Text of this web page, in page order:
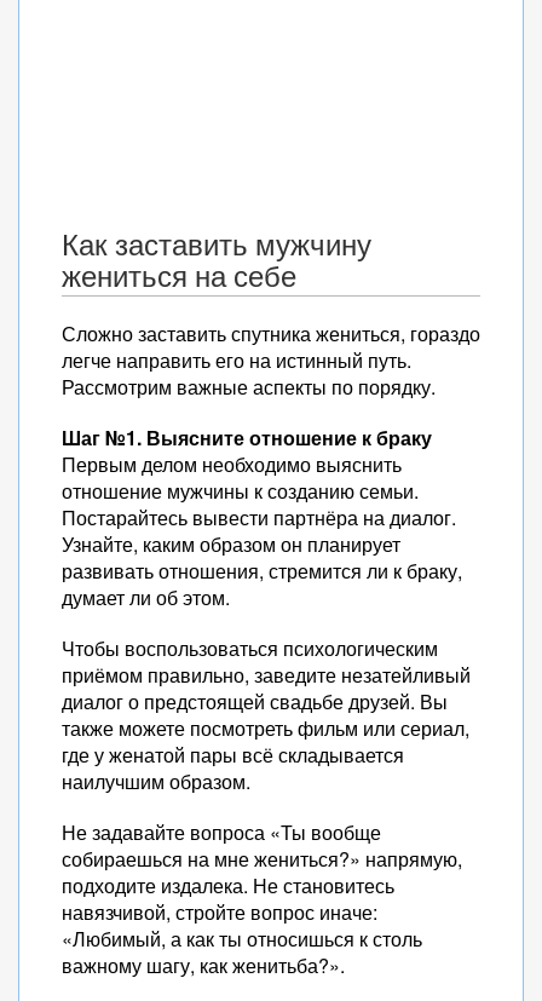
Как заставить мужчину
жениться на себе
Сложно заставить спутника жениться, гораздо
легче направить его на истинный путь.
Рассмотрим важные аспекты по порядку.
Шаг №1. Выясните отношение к браку
Первым делом необходимо выяснить
отношение мужчины к созданию семьи.
Постарайтесь вывести партнёра на диалог.
Узнайте, каким образом он планирует
развивать отношения, стремится ли к браку,
думает ли об этом.
Чтобы воспользоваться психологическим
приёмом правильно, заведите незатейливый
диалог о предстоящей свадьбе друзей. Вы
также можете посмотреть фильм или сериал,
где у женатой пары всё складывается
наилучшим образом.
Не задавайте вопроса «Ты вообще
собираешься на мне жениться?» напрямую,
подходите издалека. Не становитесь
навязчивой, стройте вопрос иначе:
«Любимый, а как ты относишься к столь
важному шагу, как женитьба?».